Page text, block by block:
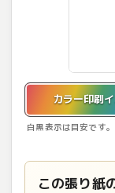
カラー印刷
白黒表示は目安です
カラー印刷イ
この張り紙